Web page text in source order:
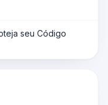
seu Código